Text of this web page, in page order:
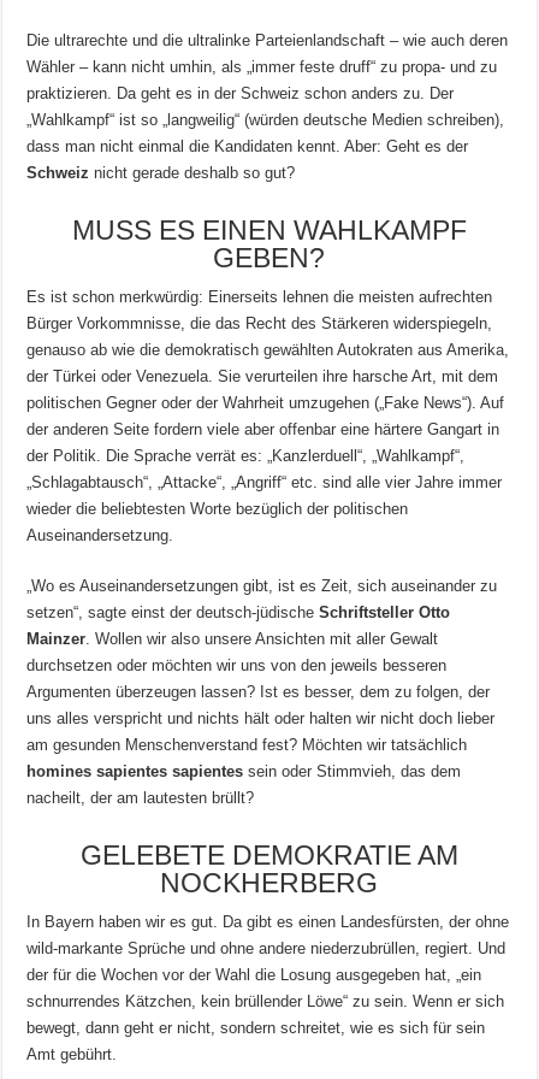
Die ultrarechte und die ultralinke Parteienlandschaft – wie auch deren
Wähler – kann nicht umhin, als „immer feste druff“ zu propa- und zu
praktizieren. Da geht es in der Schweiz schon anders zu. Der
„Wahlkampf“ ist so „langweilig“ (würden deutsche Medien schreiben),
dass man nicht einmal die Kandidaten kennt. Aber: Geht es der
Schweiz nicht gerade deshalb so gut?
MUSS ES EINEN WAHLKAMPF
GEBEN?
Es ist schon merkwürdig: Einerseits lehnen die meisten aufrechten
Bürger Vorkommnisse, die das Recht des Stärkeren widerspiegeln,
genauso ab wie die demokratisch gewählten Autokraten aus Amerika,
der Türkei oder Venezuela. Sie verurteilen ihre harsche Art, mit dem
politischen Gegner oder der Wahrheit umzugehen („Fake News“). Auf
der anderen Seite fordern viele aber offenbar eine härtere Gangart in
der Politik. Die Sprache verrät es: „Kanzlerduell“, „Wahlkampf“,
„Schlagabtausch“, „Attacke“, „Angriff“ etc. sind alle vier Jahre immer
wieder die beliebtesten Worte bezüglich der politischen
Auseinandersetzung.
„Wo es Auseinandersetzungen gibt, ist es Zeit, sich auseinander zu
setzen“, sagte einst der deutsch-jüdischeSchriftsteller Otto
Mainzer . Wollen wir also unsere Ansichten mit aller Gewalt
durchsetzen oder möchten wir uns von den jeweils besseren
Argumenten überzeugen lassen? Ist es besser, dem zu folgen, der
uns alles verspricht und nichts hält oder halten wir nicht doch lieber
am gesunden Menschenverstand fest? Möchten wir tatsächlich
homines sapientes sapientes sein oder Stimmvieh, das dem
nacheilt, der am lautesten brüllt?
GELEBETE DEMOKRATIE AM
NOCKHERBERG
In Bayern haben wir es gut. Da gibt es einen Landesfürsten, der ohne
wild-markante Sprüche und ohne andere niederzubrüllen, regiert. Und
der für die Wochen vor der Wahl die Losung ausgegeben hat, „ein
schnurrendes Kätzchen, kein brüllender Löwe“ zu sein. Wenn er sich
bewegt, dann geht er nicht, sondern schreitet, wie es sich für sein
Amt gebührt.